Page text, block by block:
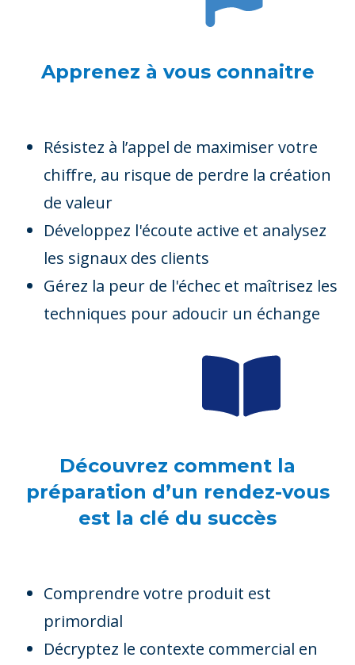
Apprenez à vous connaitre
Résistez à l’appel de maximiser votre
chiffre, au risque de perdre la création
de valeur
Développez l'écoute active et analysez
les signaux des clients
Gérez la peur de l'échec et maîtrisez les
techniques pour adoucir un échange
Découvrez comment la
préparation d’un rendez-vous
est la clé du succès
Comprendre votre produit est
primordial
Décryptez le contexte commercial en